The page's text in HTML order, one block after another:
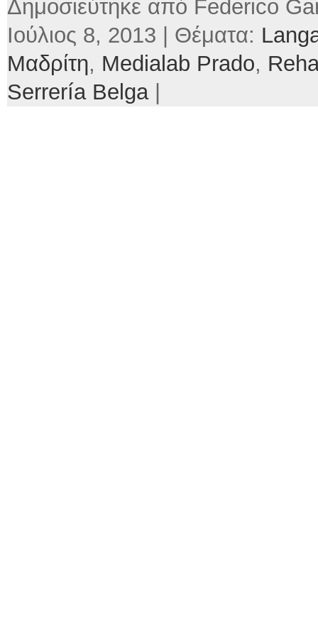
Δημοσιεύτηκε από Federico
Ιούλιος 8, 2013 | Θέματα:
Μαδρίτη, Medialab Prado,
Serrería Belga|